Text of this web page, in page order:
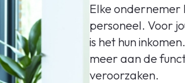
Elke ondernemer
personeel. Voor
is het hun
meer aan de
veroorzaken.